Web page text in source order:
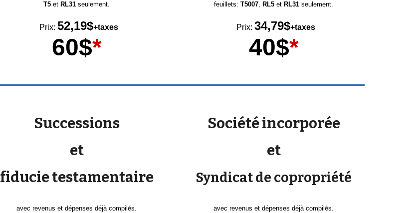
T5 et RL31seulement.
Prix: 52,19$+taxes
60$*
feuillets:T5007, RL5 et RL31 seulement.
Prix: 34,79$+taxes
40$*
Successions
et
fiducie testamentaire
avec revenus et dépenses déjà compilés.
Société incorporée
et
Syndicat de copropriété
avec revenus et dépenses déjà compilés.